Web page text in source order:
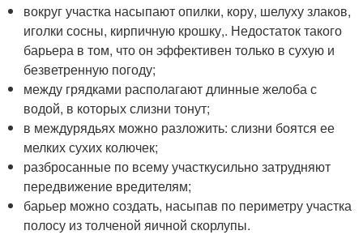
вокруг участка насыпают опилки, кору, шелуху злаков,
иголки сосны, кирпичную крошку,. Недостаток такого
барьера в том, что он эффективен только в сухую и
безветренную погоду;
между грядками располагают длинные желоба с
водой, в которых слизни тонут;
в междурядьях можно разложить: слизни боятся ее
мелких сухих колючек;
разбросанные по всему участкусильно затрудняют
передвижение вредителям;
барьер можно создать, насыпав по периметру участка
полосу из толченой яичной скорлупы.